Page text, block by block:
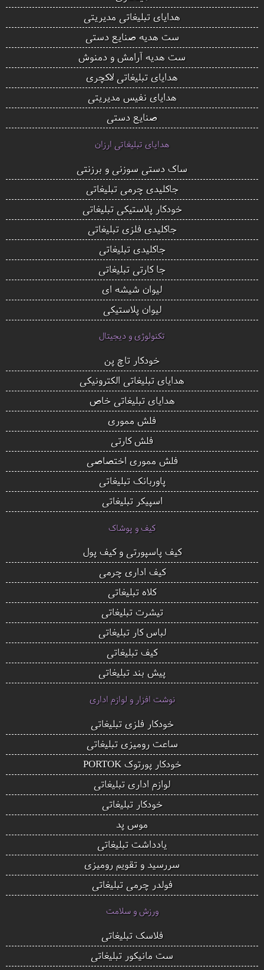
هدایای تبلیغاتی مدیریتی
ست هدیه صنایع دستی
ست هدیه آرامش و دمنوش
هدایای تبلیغاتی لاکچری
هدایای نفیس مدیریتی
صنایع دستی
هدایای تبلیغاتی ارزان
ساک دستی سوزنی و برزنتی
جاکلیدی چرمی تبلیغاتی
خودکار پلاستیکی تبلیغاتی
جاکلیدی فلزی تبلیغاتی
جاکلیدی تبلیغاتی
جا کارتی تبلیغاتی
لیوان شیشه ای
لیوان پلاستیکی
تکنولوژی و دیجیتال
خودکار تاچ پن
هدایای تبلیغاتی الکترونیکی
هدایای تبلیغاتی خاص
فلش مموری
فلش کارتی
فلش مموری اختصاصی
پاوربانک تبلیغاتی
اسپیکر تبلیغاتی
کیف و پوشاک
کیف پاسپورتی و کیف پول
کیف اداری چرمی
کلاه تبلیغاتی
تیشرت تبلیغاتی
لباس کار تبلیغاتی
کیف تبلیغاتی
پیش بند تبلیغاتی
نوشت افزار و لوازم اداری
خودکار فلزی تبلیغاتی
ساعت رومیزی تبلیغاتی
خودکار پورتوک PORTOK
لوازم اداری تبلیغاتی
خودکار تبلیغاتی
موس پد
یادداشت تبلیغاتی
سررسید و تقویم رومیزی
فولدر چرمی تبلیغاتی
ورزش و سلامت
فلاسک تبلیغاتی
ست مانیکور تبلیغاتی